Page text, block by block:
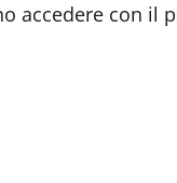
accedere con il